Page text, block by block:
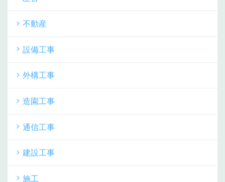
不動産
設備工事
外構工事
造園工事
通信工事
建設工事
施工